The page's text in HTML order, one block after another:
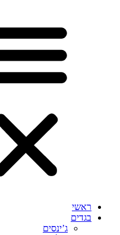
ראשי
בגדים
ג’ינסים